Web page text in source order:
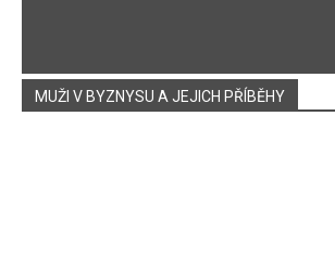
MUŽI V BYZNYSU A JEJICH PŘÍBĚHY